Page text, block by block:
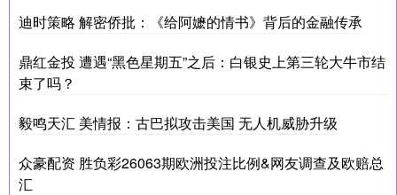
迪时策略 解密侨批：《给阿嬷的情书》背后的金融传承
鼎红金投 遭遇“黑色星期五”之后：白银史上第三轮大牛市结
束了吗？
毅鸣天汇 美情报：古巴拟攻击美国 无人机威胁升级
众豪配资 胜负彩26063期欧洲投注比例&网友调查及欧赔总
汇